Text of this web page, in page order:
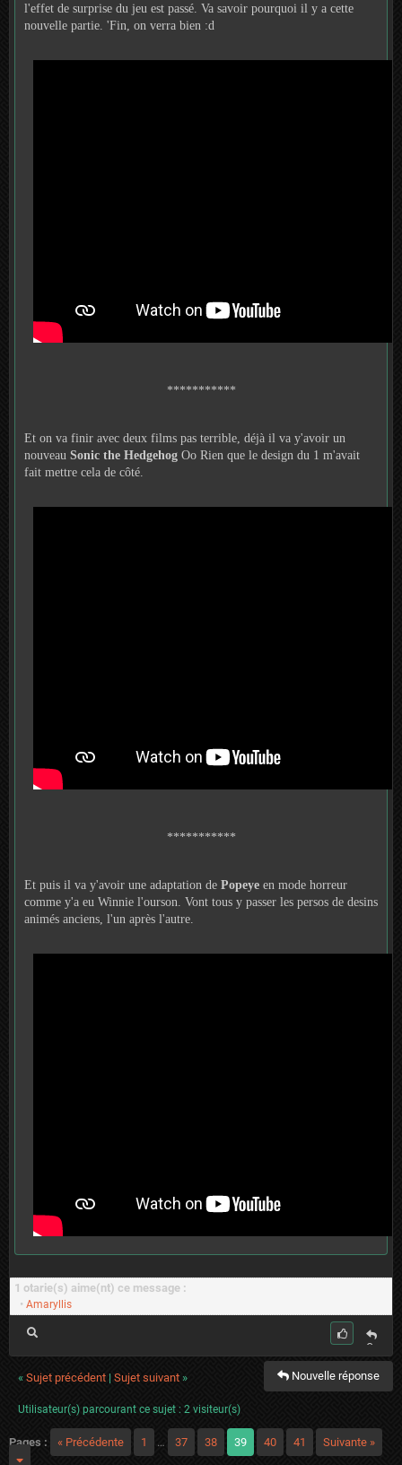
l'effet de surprise du jeu est passé. Va savoir pourquoi il y a cette
nouvelle partie. 'Fin, on verra bien :d
***********
Et on va finir avec deux films pas terrible, déjà il va y'avoir un
nouveau Sonic the Hedgehog Oo Rien que le design du 1 m'avait
fait mettre cela de côté.
***********
Et puis il va y'avoir une adaptation de Popeye en mode horreur
comme y'a eu Winnie l'ourson. Vont tous y passer les persos de desins
animés anciens, l'un après l'autre.
1 otarie(s) aime(nt) ce message :
• Amaryllis
C
it
er
Nouvelle réponse
« Sujet précédent | Sujet suivant »
Utilisateur(s) parcourant ce sujet : 2 visiteur(s)
Pages : « Précédente 1 … 37 38 39 40 41 Suivante »